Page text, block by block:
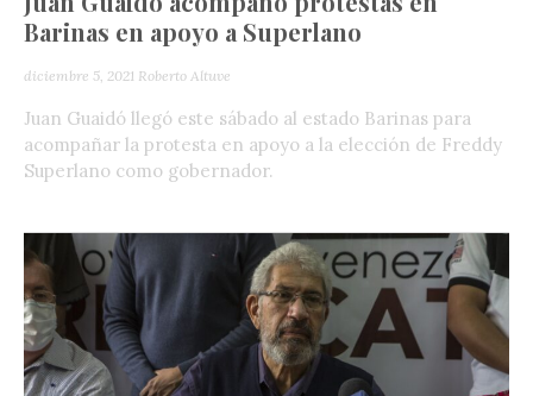
Barinas en apoyo a Superlano
diciembre 5, 2021 Roberto Altuve
Juan Guaidó llegó este sábado al estado Barinas para
acompañar la protesta en apoyo a la elección de Freddy
Superlano como gobernador.